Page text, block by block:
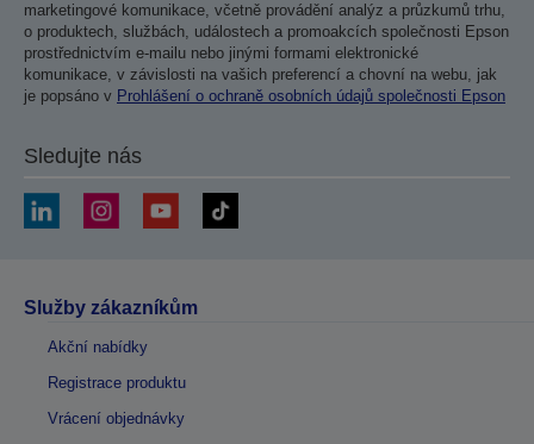
marketingové komunikace, včetně provádění analýz a průzkumů trhu,
o produktech, službách, událostech a promoakcích společnosti Epson
prostřednictvím e-mailu nebo jinými formami elektronické
komunikace, v závislosti na vašich preferencí a chovní na webu, jak
je popsáno v Prohlášení o ochraně osobních údajů společnosti Epson
Sledujte nás
Služby zákazníkům
Akční nabídky
Registrace produktu
Vrácení objednávky